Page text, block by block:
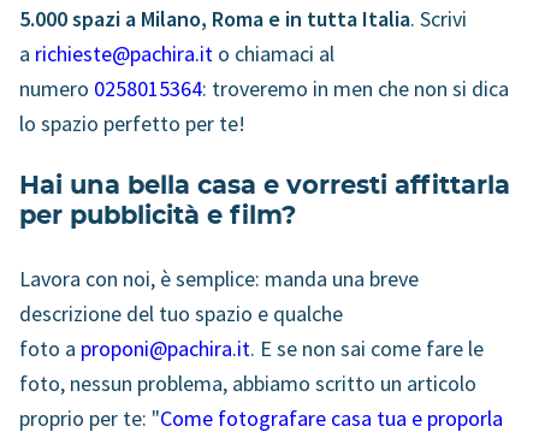
5.000 spazi a Milano, Roma e in tutta Italia. Scrivi
a richieste@pachira.it o chiamaci al
numero 0258015364: troveremo in men che non si dica
lo spazio perfetto per te!
Hai una bella casa e vorresti affittarla
per pubblicità e film?
Lavora con noi, è semplice: manda una breve
descrizione del tuo spazio e qualche
foto a proponi@pachira.it. E se non sai come fare le
foto, nessun problema, abbiamo scritto un articolo
proprio per te: "Come fotografare casa tua e proporla